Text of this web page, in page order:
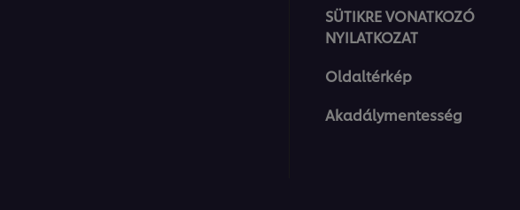
SÜTIKRE VONATKOZÓ
NYILATKOZAT
Oldaltérkép
Akadálymentesség